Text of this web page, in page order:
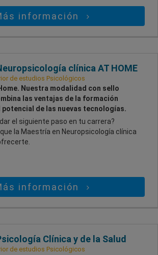
información
clínica AT HOME
de estudios Psicológicos
Nuestra modalidad con sello
las ventajas de la formación
potencial de las nuevas tecnologías.
el siguiente paso en tu carrera?
la Maestría en Neuropsicología clínica
información
Clínica y de la Salud
de estudios Psicológicos